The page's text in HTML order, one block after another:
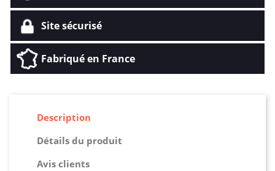
Site sécurisé
Fabriqué en France
Description
Détails du produit
Avis clients